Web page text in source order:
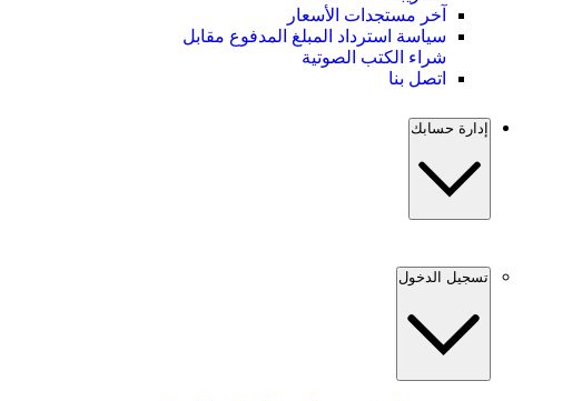
آخر مستجدات الأسعار
سياسة استرداد المبلغ المدفوع مقابل
شراء الكتب الصوتية
اتصل بنا
إدارة حسابك
تسجيل الدخول